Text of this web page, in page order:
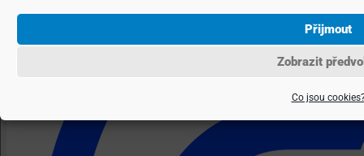
Přijmout
Zobrazit
Co jsou